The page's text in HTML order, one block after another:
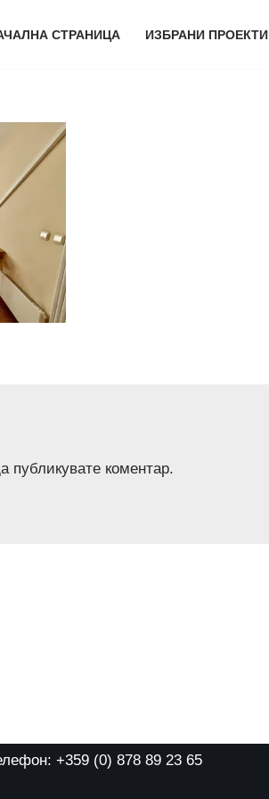
СТРАНИЦА ИЗБРАНИ ПРОЕКТИ
публикувате коментар.
+359 (0) 878 89 23 65